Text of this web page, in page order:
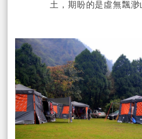
土，期盼的是虛無飄渺